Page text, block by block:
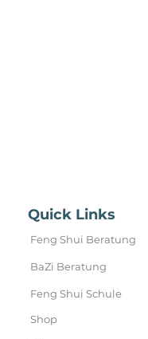
Quick Links
Feng Shui Beratung
BaZi Beratung
Feng Shui Schule
Shop